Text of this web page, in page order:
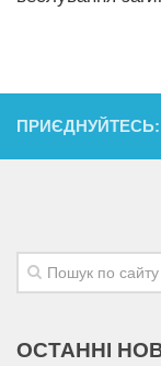
ПРИЄДНУЙТЕСЬ:
ОСТАННІ